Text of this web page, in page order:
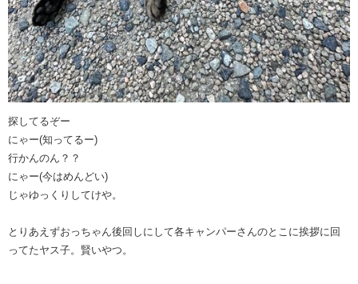
探してるぞー
にゃー(知ってるー)
行かんのん？？
にゃー(今はめんどい)
じゃゆっくりしてけや。
とりあえずおっちゃん後回しにして各キャンパーさんのとこに挨拶に回
ってたヤス子。賢いやつ。